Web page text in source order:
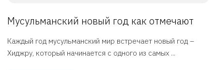
Мусульманский новый год как отмечают
Каждый год мусульманский мир встречает новый год –
Хиджру, который начинается с одного из самых ...